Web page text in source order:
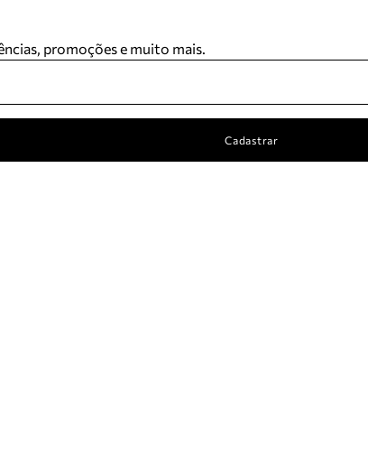
promoções e muito mais.
Cadastrar